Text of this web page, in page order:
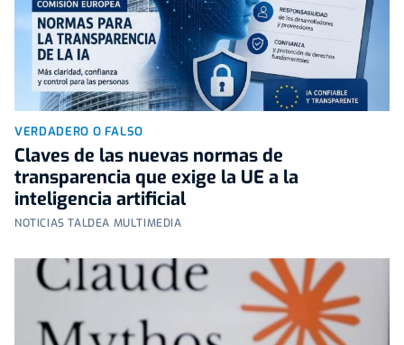
VERDADERO O FALSO
Claves de las nuevas normas de
transparencia que exige la UE a la
inteligencia artificial
NOTICIAS TALDEA MULTIMEDIA